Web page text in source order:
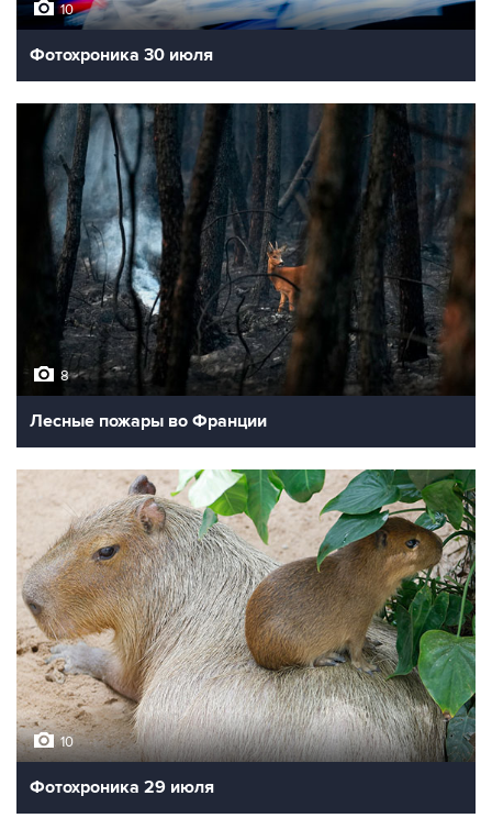
10
Фотохроника 30 июля
8
Лесные пожары во Франции
10
Фотохроника 29 июля